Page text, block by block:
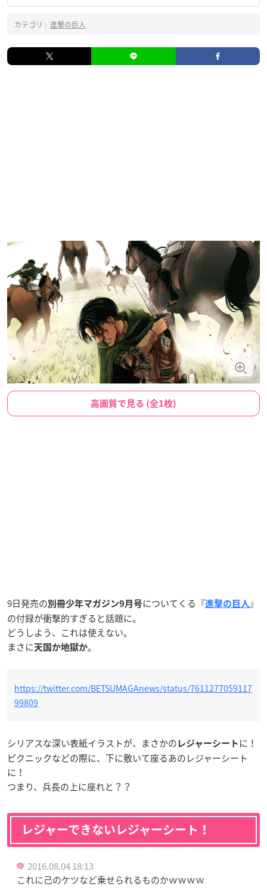
カテゴリ : 進撃の巨人
高画質で見る (全1枚)
9日発売の別冊少年マガジン9月号についてくる『進撃の巨人 』
の付録が衝撃的すぎると話題に。
どうしよう、これは使えない。
まさに天国か地獄か。
https://twitter.com/BETSUMAGAnews/status/7611277059117
99809
シリアスな深い表紙イラストが、まさかの レジャーシート に！
ピクニックなどの際に、下に敷いて座るあのレジャーシート
に！
つまり、兵長の上に座れと？？
レジャーできないレジャーシート！
2016.08.04 18:13
これに己のケツなど乗せられるものかｗｗｗｗ